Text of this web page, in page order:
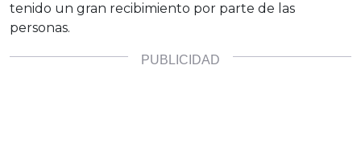
tenido un gran recibimiento por parte de las
personas.